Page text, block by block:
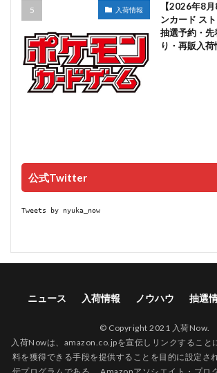
入荷情報
【2026年8
ンカード ス
抽選予約・先
り・再販入
公式Twitter
Tweets by nyuka_now
ニュース 入荷情報 ノウハウ 抽選
© Copyright 2021 入荷Now.
入荷Nowは、amazon.co.jpを宣伝しリンクすること
料を獲得できる手段を提供することを目的に設定さ
伝プログラムである、 Amazonアソシエイト・プロ